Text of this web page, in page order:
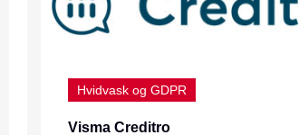
Hvidvask og GDPR
Visma Creditro